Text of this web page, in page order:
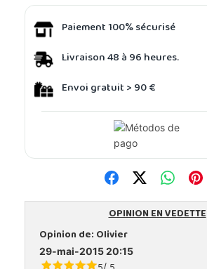
Paiement 100% sécurisé
Livraison 48 à 96 heures.
Envoi gratuit > 90 €
OPINION EN VEDETTE
Opinion de:Olivier
29-mai-2015 20:15
/